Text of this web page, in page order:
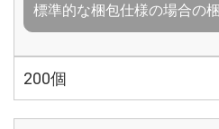
標準的な梱包仕様の場合の
200個